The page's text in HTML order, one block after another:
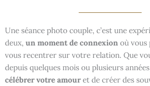
Une séance photo couple, c’est une
deux, un moment de connexion où vous
vous recentrer sur votre relation. Que
depuis quelques mois ou plusieurs
célébrer votre amouret de créer des